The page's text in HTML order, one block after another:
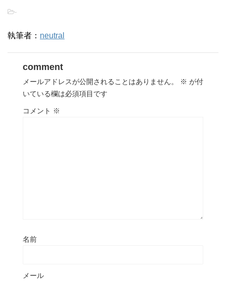
-
執筆者： neutral
comment
メールアドレスが公開されることはありません。 ※ が付
いている欄は必須項目です
コメント ※
名前
メール